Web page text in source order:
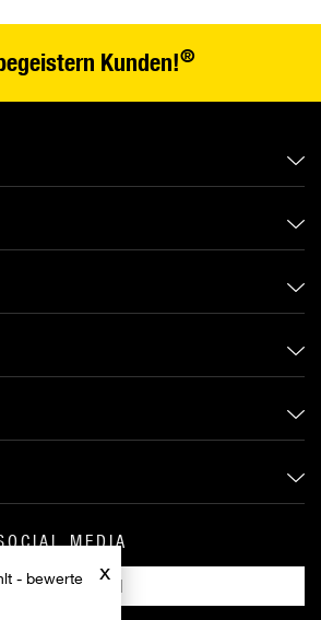
x
- bewerte
Kunden!®
MEDIA
ANMELDEN